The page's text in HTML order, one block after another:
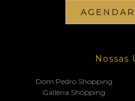
Nossas
Dom Pedro Shopping
Galleria Shopping